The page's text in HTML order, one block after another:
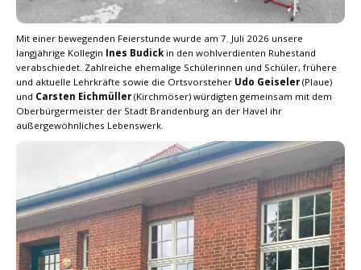
Mit einer bewegenden Feierstunde wurde am 7. Juli 2026 unsere
langjährige Kollegin Ines Budick in den wohlverdienten Ruhestand
verabschiedet. Zahlreiche ehemalige Schülerinnen und Schüler, frühere
und aktuelle Lehrkräfte sowie die Ortsvorsteher Udo Geiseler (Plaue)
und Carsten Eichmüller (Kirchmöser) würdigten gemeinsam mit dem
Oberbürgermeister der Stadt Brandenburg an der Havel ihr
außergewöhnliches Lebenswerk.